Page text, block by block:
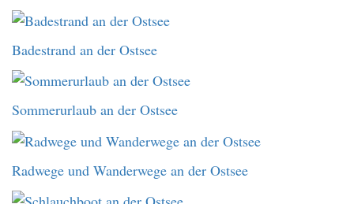
Badestrand an der Ostsee
Sommerurlaub an der Ostsee
Radwege und Wanderwege an der Ostsee